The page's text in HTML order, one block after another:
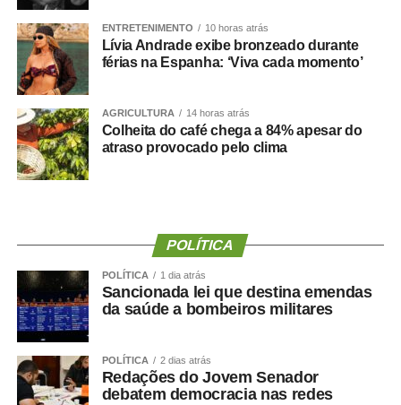
objetivo é alinhar a atuação dos profissionais que
prestam apoio técnico ao Judiciário.
“A ideia é padronizar os procedimentos. Não importa se o
cálculo é realizado em Cuiabá, Rondonópolis ou
qualquer outra comarca. O importante é que todos
utilizem o mesmo padrão. Muitos profissionais estão
ingressando agora e ainda não tiveram contato com essa
rotina. Por isso trabalhamos com processos reais,
ressalta que investir na qualificação dos contadores
credenciados e estagiários é investir na qualidade da
prestação jurisdicional. “É sempre importante
procedimentos e preparar os profissionais para atuarem
de forma segura e alinhada às necessidades da unidade
ENTRETENIMENTO 10 horas atrás
Lívia Andrade exibe bronzeado durante
férias na Espanha: ‘Viva cada momento’
AGRICULTURA 14 horas atrás
Colheita do café chega a 84% apesar do
atraso provocado pelo clima
POLÍTICA
POLÍTICA 1 dia atrás
Sancionada lei que destina emendas
da saúde a bombeiros militares
POLÍTICA 2 dias atrás
Redações do Jovem Senador
debatem democracia nas redes